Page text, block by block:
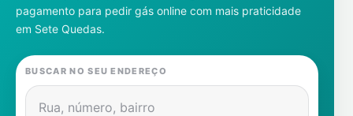
Cadastre-se
Gás
Contatos
pagamento para pedir gás online com mais praticidade
em Sete Quedas.
BUSCAR NO SEU ENDEREÇO
Rua, número, bairro